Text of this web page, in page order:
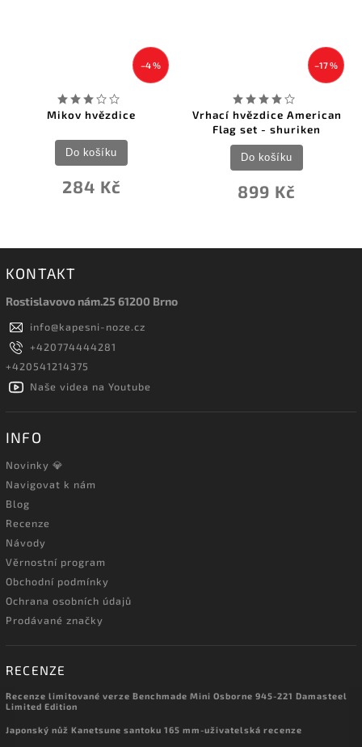
–4 %
Mikov hvězdice
284 Kč
Do košíku
–17 %
Vrhací hvězdice American
Flag set - shuriken
899 Kč
Do košíku
KONTAKT
Rostislavovo nám.25 61200 Brno
info@kapesni-noze.cz
+420774444281
+420541214375
Naše videa na Youtube
INFO
Novinky 💎
Navigovat k nám
Blog
Recenze
Návody
Věrnostní program
Obchodní podmínky
Ochrana osobních údajů
Prodávané značky
RECENZE
Recenze limitované verze Benchmade Mini Osborne 945-221 Damasteel
Limited Edition
Japonský nůž Kanetsune santoku 165 mm-uživatelská recenze